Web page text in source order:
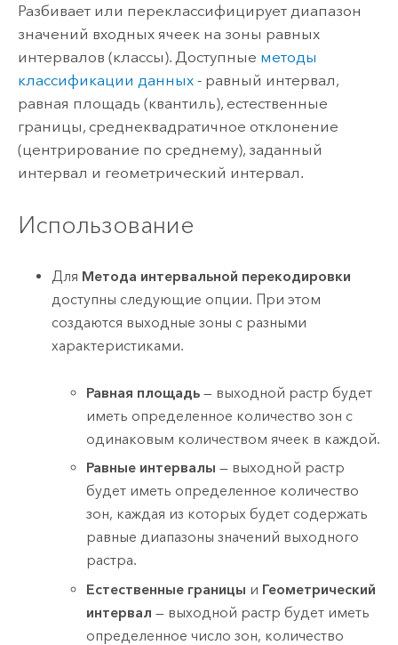
Разбивает или переклассифицирует диапазон
значений входных ячеек на зоны равных
интервалов (классы). Доступные методы
классификации данных- равный интервал,
равная площадь (квантиль), естественные
границы, среднеквадратичное отклонение
(центрирование по среднему), заданный
интервал и геометрический интервал.
Использование
Для Метода интервальной перекодировки
доступны следующие опции. При этом
создаются выходные зоны с разными
характеристиками.
Равная площадь — выходной растр будет
иметь определенное количество зон с
одинаковым количеством ячеек в каждой.
Равные интервалы — выходной растр
будет иметь определенное количество
зон, каждая из которых будет содержать
равные диапазоны значений выходного
растра.
Естественные границы и Геометрический
интервал — выходной растр будет иметь
определенное число зон, количество